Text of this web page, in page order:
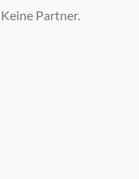
Keine Partner.